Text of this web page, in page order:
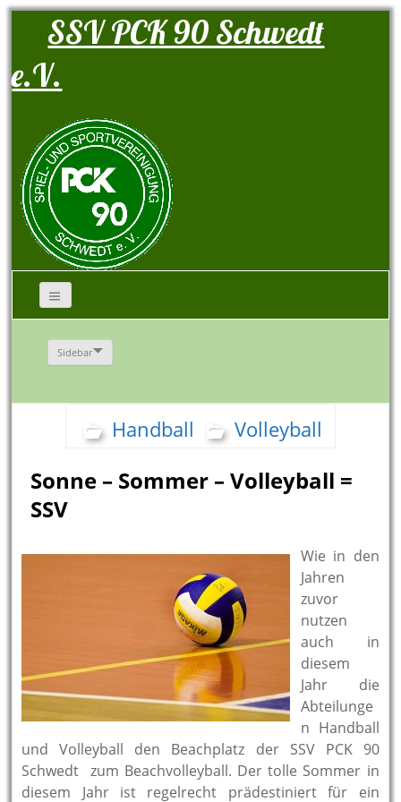
SSV PCK 90 Schwedt
e.V.
Sidebar
Handball Volleyball
Sonne – Sommer – Volleyball =
SSV
Wie in den
Jahren
zuvor
nutzen
auch in
diesem
Jahr die
Abteilunge
n Handball
und Volleyball den Beachplatz der SSV PCK 90
Schwedt zum Beachvolleyball. Der tolle Sommer in
diesem Jahr ist regelrecht prädestiniert für ein